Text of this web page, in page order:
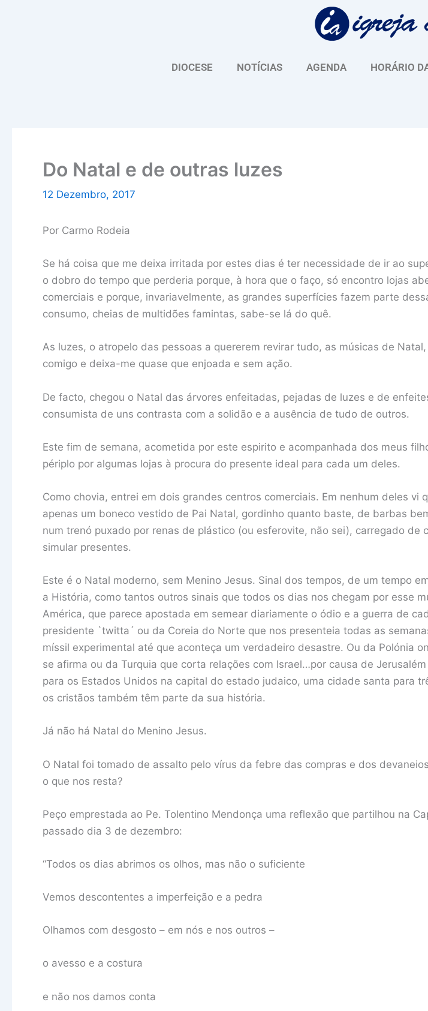
DIOCESE NOTÍCIAS AGENDA HORÁRIO
Do Natal e de outras luzes
12 Dezembro, 2017
Por Carmo Rodeia
Se há coisa que me deixa irritada por estes dias é ter necessidade de ir ao
o dobro do tempo que perderia porque, à hora que o faço, só encontro lojas
comerciais e porque, invariavelmente, as grandes superfícies fazem parte
consumo, cheias de multidões famintas, sabe-se lá do quê.
As luzes, o atropelo das pessoas a quererem revirar tudo, as músicas de
comigo e deixa-me quase que enjoada e sem ação.
De facto, chegou o Natal das árvores enfeitadas, pejadas de luzes e de
consumista de uns contrasta com a solidão e a ausência de tudo de outros.
Este fim de semana, acometida por este espirito e acompanhada dos meus
périplo por algumas lojas à procura do presente ideal para cada um deles.
Como chovia, entrei em dois grandes centros comerciais. Em nenhum deles vi
apenas um boneco vestido de Pai Natal, gordinho quanto baste, de barbas
num trenó puxado por renas de plástico (ou esferovite, não sei), carregado de
simular presentes.
Este é o Natal moderno, sem Menino Jesus. Sinal dos tempos, de um tempo
a História, como tantos outros sinais que todos os dias nos chegam por esse
América, que parece apostada em semear diariamente o ódio e a guerra de
presidente `twitta´ ou da Coreia do Norte que nos presenteia todas as
míssil experimental até que aconteça um verdadeiro desastre. Ou da Polónia
se afirma ou da Turquia que corta relações com Israel…por causa de
para os Estados Unidos na capital do estado judaico, uma cidade santa para
os cristãos também têm parte da sua história.
Já não há Natal do Menino Jesus.
O Natal foi tomado de assalto pelo vírus da febre das compras e dos
o que nos resta?
Peço emprestada ao Pe. Tolentino Mendonça uma reflexão que partilhou na
passado dia 3 de dezembro:
“Todos os dias abrimos os olhos, mas não o suficiente
Vemos descontentes a imperfeição e a pedra
Olhamos com desgosto – em nós e nos outros –
o avesso e a costura
e não nos damos conta